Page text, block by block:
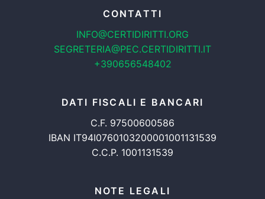
CONTATTI
INFO@CERTIDIRITTI.ORG
SEGRETERIA@PEC.CERTIDIRITTI.IT
+390656548402
DATI FISCALI E BANCARI
C.F. 97500600586
IBAN IT94I0760103200001001131539
C.C.P. 1001131539
NOTE LEGALI